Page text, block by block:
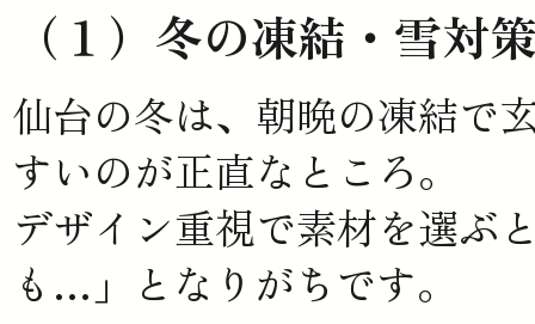
（１）冬の凍結・雪対
仙台の冬は、朝晩の凍結で
すいのが正直なところ。
デザイン重視で素材を選ぶ
も…」となりがちです。